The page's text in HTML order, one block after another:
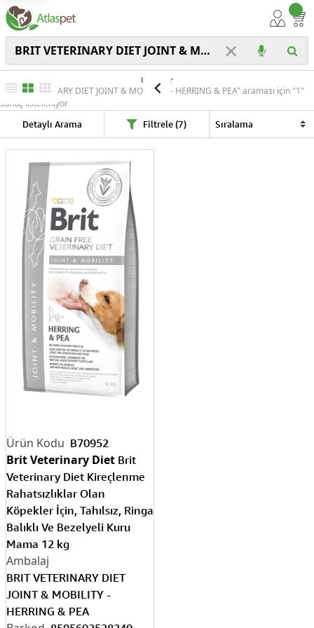
×
Ürünler
"BRIT VETERINARY DIET JOINT & MOBILITY - HERRING & PEA" araması için "1"
sonuç listeleniyor
Detaylı Arama Filtrele (7)
B70952
BRIT VETERINARY DIET
JOINT & MOBILITY -
HERRING & PEA
Brit Veterinary Diet Brit
Veterinary Diet Kireçlenme
Rahatsızlıklar Olan
Köpekler İçin, Tahılsız, Ringa
Balıklı Ve Bezelyeli Kuru
Mama 12 kg